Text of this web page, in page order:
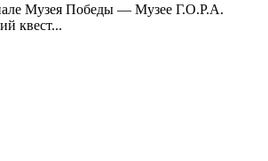
Музея Победы — Музее Г.О.Р.А.
квест...